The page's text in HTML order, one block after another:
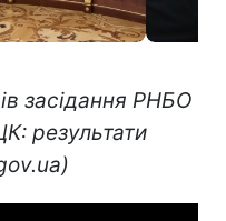
засідання РНБО
результати